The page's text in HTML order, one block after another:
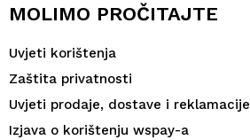
MOLIMO PROČITAJTE
Uvjeti korištenja
Zaštita privatnosti
Uvjeti prodaje, dostave i reklamacije
Izjava o korištenju wspay-a